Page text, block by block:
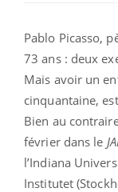
Pablo Picasso,
73 ans : deux
Mais avoir un
cinquantaine,
Bien au
février dans le
l’Indiana
Institutet